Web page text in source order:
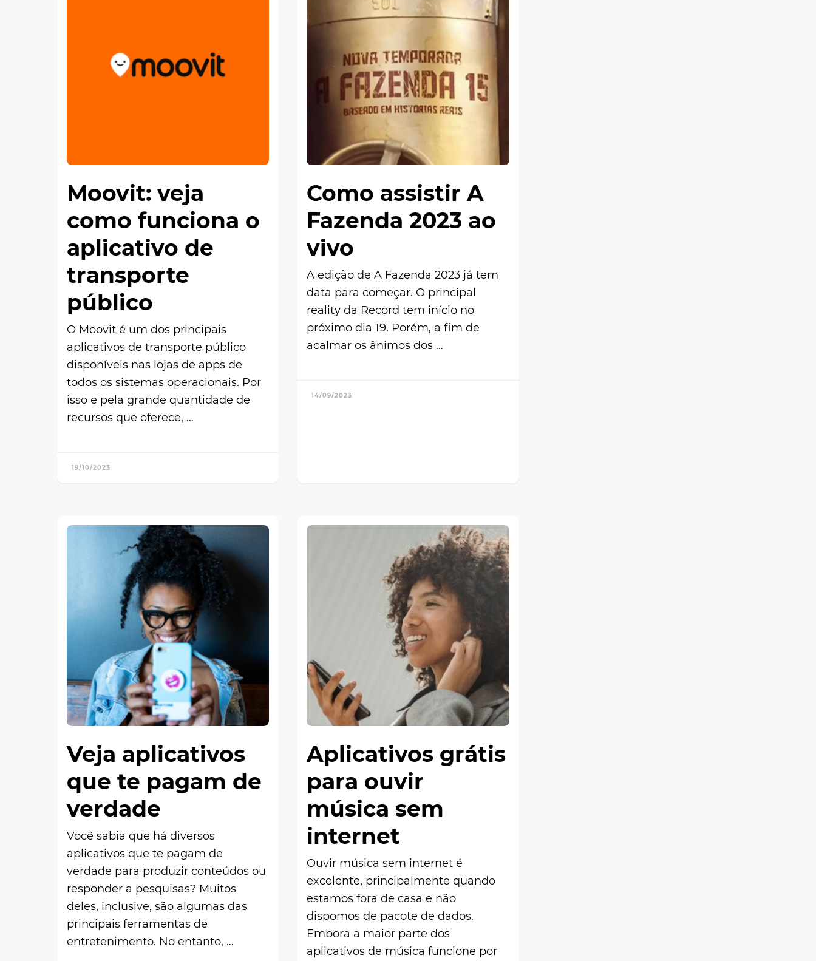
Moovit: veja
como funciona o
aplicativo de
transporte
público
O Moovit é um dos principais
aplicativos de transporte público
disponíveis nas lojas de apps de
todos os sistemas operacionais. Por
isso e pela grande quantidade de
recursos que oferece, …
19/10/2023
Como assistir A
Fazenda 2023 ao
vivo
A edição de A Fazenda 2023 já tem
data para começar. O principal
reality da Record tem início no
próximo dia 19. Porém, a fim de
acalmar os ânimos dos …
14/09/2023
Veja aplicativos
que te pagam de
verdade
Você sabia que há diversos
aplicativos que te pagam de
verdade para produzir conteúdos ou
responder a pesquisas? Muitos
deles, inclusive, são algumas das
principais ferramentas de
entretenimento. No entanto, …
Aplicativos grátis
para ouvir
música sem
internet
Ouvir música sem internet é
excelente, principalmente quando
estamos fora de casa e não
dispomos de pacote de dados.
Embora a maior parte dos
aplicativos de música funcione por